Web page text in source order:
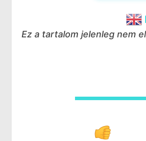
Ez a tartalom jelenleg nem